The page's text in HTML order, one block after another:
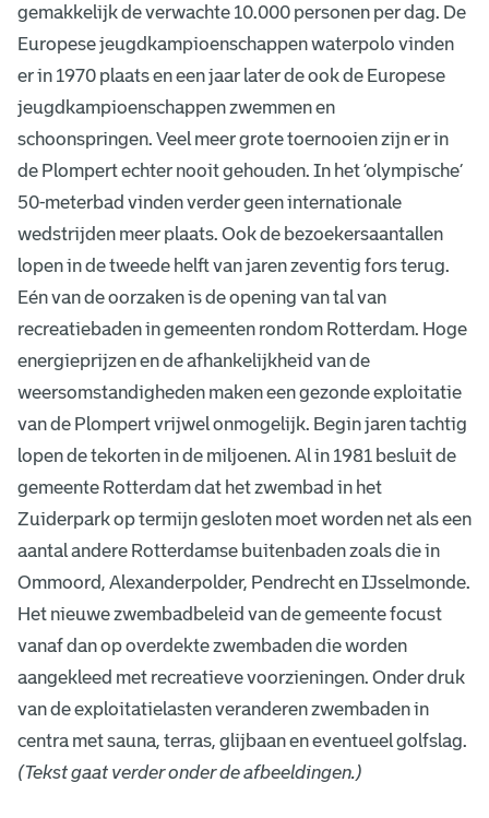
gemakkelijk de verwachte 10.000 personen per dag. De
Europese jeugdkampioenschappen waterpolo vinden
er in 1970 plaats en een jaar later de ook de Europese
jeugdkampioenschappen zwemmen en
schoonspringen. Veel meer grote toernooien zijn er in
de Plompert echter nooit gehouden. In het ‘olympische’
50-meterbad vinden verder geen internationale
wedstrijden meer plaats. Ook de bezoekersaantallen
lopen in de tweede helft van jaren zeventig fors terug.
Eén van de oorzaken is de opening van tal van
recreatiebaden in gemeenten rondom Rotterdam. Hoge
energieprijzen en de afhankelijkheid van de
weersomstandigheden maken een gezonde exploitatie
van de Plompert vrijwel onmogelijk. Begin jaren tachtig
lopen de tekorten in de miljoenen. Al in 1981 besluit de
gemeente Rotterdam dat het zwembad in het
Zuiderpark op termijn gesloten moet worden net als een
aantal andere Rotterdamse buitenbaden zoals die in
Ommoord, Alexanderpolder, Pendrecht en IJsselmonde.
Het nieuwe zwembadbeleid van de gemeente focust
vanaf dan op overdekte zwembaden die worden
aangekleed met recreatieve voorzieningen. Onder druk
van de exploitatielasten veranderen zwembaden in
centra met sauna, terras, glijbaan en eventueel golfslag.
(Tekst gaat verder onder de afbeeldingen.)